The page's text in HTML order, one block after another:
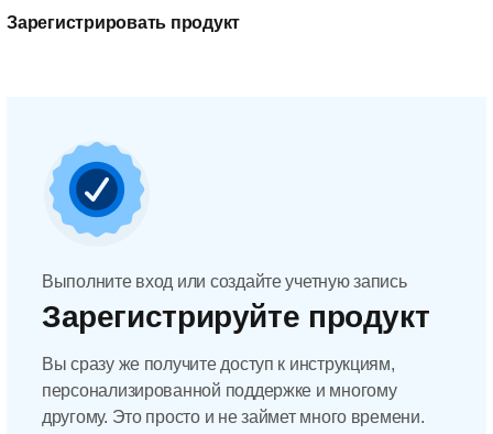
Зарегистрировать продукт
Выполните вход или создайте учетную запись
Зарегистрируйте продукт
Вы сразу же получите доступ к инструкциям,
персонализированной поддержке и многому
другому. Это просто и не займет много времени.